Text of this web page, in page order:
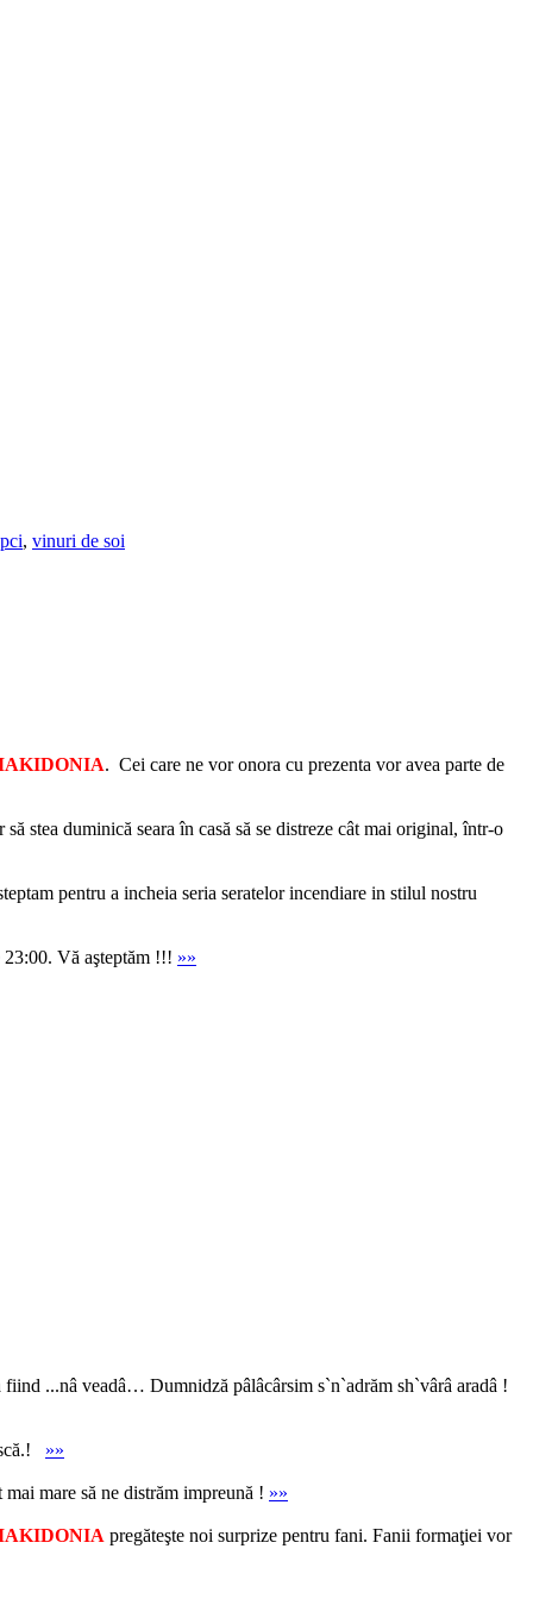
, vinuri de soi
. Cei care ne vor onora cu prezenta vor avea parte de
stea duminică seara în casă să se distreze cât mai original, într-o
pentru a incheia seria seratelor incendiare in stilul nostru
23:00. Vă aşteptăm !!! »»
fiind ...nâ veadâ… Dumnidză pâlâcârsim s`n`adrăm sh`vârâ aradâ !
»»
mare să ne distrăm impreună ! »»
pregăteşte noi surprize pentru fani. Fanii formaţiei vor